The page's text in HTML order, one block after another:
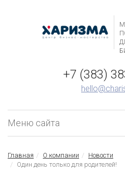
+7 (383)
Меню сайта
Главная О компании
Новости
Один день только для родителей!